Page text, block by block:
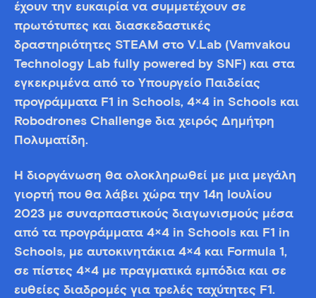
έχουν την ευκαιρία να συμμετέχουν σε
πρωτότυπες και διασκεδαστικές
δραστηριότητες STEAM στο V.Lab (Vamvakou
Technology Lab fully powered by SNF) και στα
εγκεκριμένα από το Υπουργείο Παιδείας
προγράμματα F1 in Schools, 4×4 in Schools και
Robodrones Challenge δια χειρός Δημήτρη
Πολυματίδη.
Η διοργάνωση θα ολοκληρωθεί με μια μεγάλη
γιορτή που θα λάβει χώρα την 14η Ιουλίου
2023 με συναρπαστικούς διαγωνισμούς μέσα
από τα προγράμματα 4×4 in Schools και F1 in
Schools, με αυτοκινητάκια 4×4 και Formula 1,
σε πίστες 4×4 με πραγματικά εμπόδια και σε
ευθείες διαδρομές για τρελές ταχύτητες F1.